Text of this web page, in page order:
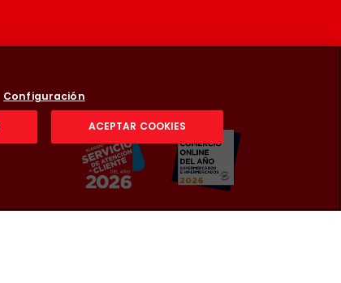
Configuración
ACEPTAR COOKIES